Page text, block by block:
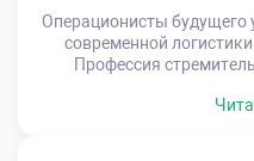
здесь
Операционисты будущего
современной
Профессия
прошлое